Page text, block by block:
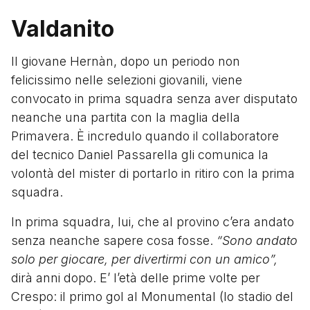
Valdanito
Il giovane Hernàn, dopo un periodo non
felicissimo nelle selezioni giovanili, viene
convocato in prima squadra senza aver disputato
neanche una partita con la maglia della
Primavera. È incredulo quando il collaboratore
del tecnico Daniel Passarella gli comunica la
volontà del mister di portarlo in ritiro con la prima
squadra.
In prima squadra, lui, che al provino c’era andato
senza neanche sapere cosa fosse. “Sono andato
solo per giocare, per divertirmi con un amico”,
dirà anni dopo. E’ l’età delle prime volte per
Crespo: il primo gol al Monumental (lo stadio del